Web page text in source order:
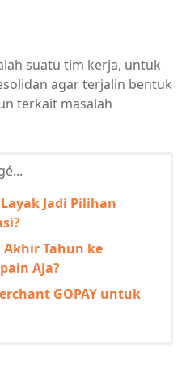
suatu tim kerja, untuk
agar terjalin bentuk
terkait masalah
Jadi Pilihan
Tahun ke
Aja?
GOPAY untuk